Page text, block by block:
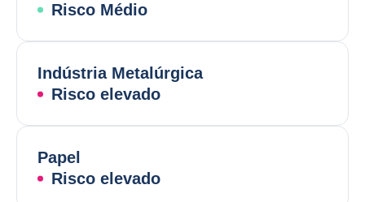
Risco Médio
Indústria Metalúrgica
Risco elevado
Papel
Risco elevado